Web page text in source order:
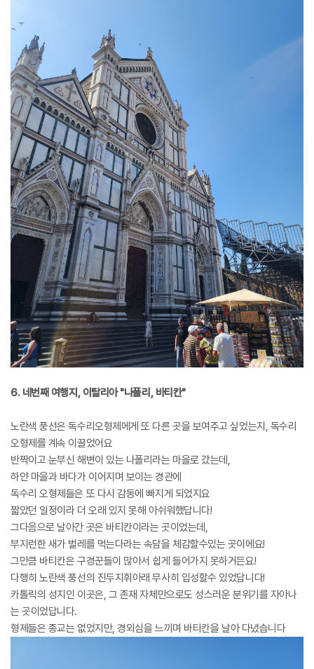
6. 네번째 여행지, 이탈리아 "나폴리, 바티칸"
노란색 풍선은 독수리오형제에게 또 다른 곳을 보여주고 싶었는지, 독수리
오형제를 계속 이끌었어요
반짝이고 눈부신 해변이 있는 나폴리라는 마을로 갔는데,
하얀 마을과 바다가 이어지며 보이는 경관에
독수리 오형제들은 또 다시 감동에 빠지게 되었지요
짧았던 일정이라 더 오래 있지 못해 아쉬워했답니다!
그다음으로 날아간 곳은 바티칸이라는 곳이었는데,
부지런한 새가 벌레를 먹는다라는 속담을 체감할수있는 곳이에요!
그만큼 바티칸은 구경꾼들이 많아서 쉽게 들어가지 못하거든요!
다행히 노란색 풍선의 진두지휘아래 무사히 입성할수 있었답니다!
카톨릭의 성지인 이곳은, 그 존재 자체만으로도 성스러운 분위기를 자아나
는 곳이었답니다.
형제들은 종교는 없었지만, 경외심을 느끼며 바티칸을 날아 다녔습니다